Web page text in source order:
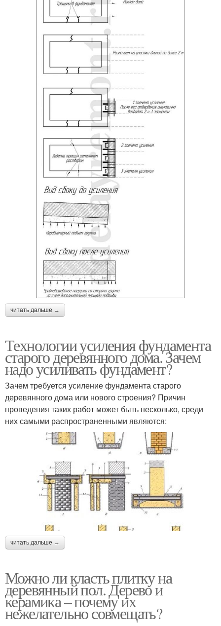
читать дальше →
Технологии усиления фундамента
старого деревянного дома. Зачем
надо усиливать фундамент?
Зачем требуется усиление фундамента старого
деревянного дома или нового строения? Причин
проведения таких работ может быть несколько, среди
них самыми распространенными являются:
читать дальше →
Можно ли класть плитку на
деревянный пол. Дерево и
керамика – почему их
нежелательно совмещать?